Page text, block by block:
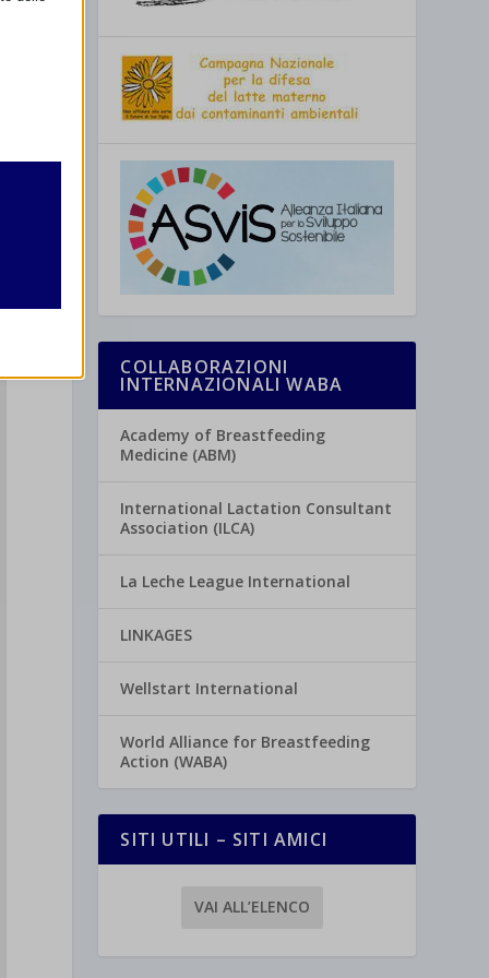
COLLABORAZIONI
INTERNAZIONALI WABA
Academy of Breastfeeding
Medicine (ABM)
International Lactation Consultant
Association (ILCA)
La Leche League International
LINKAGES
Wellstart International
World Alliance for Breastfeeding
Action (WABA)
SITI UTILI – SITI AMICI
VAI ALL’ELENCO